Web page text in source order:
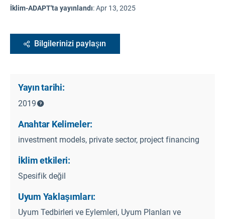
İklim-ADAPT'ta yayınlandı:Apr 13, 2025
Bilgilerinizi paylaşın
Yayın tarihi:
2019
Anahtar Kelimeler:
investment models, private sector, project financing
İklim etkileri:
Spesifik değil
Uyum Yaklaşımları:
Uyum Tedbirleri ve Eylemleri, Uyum Planları ve